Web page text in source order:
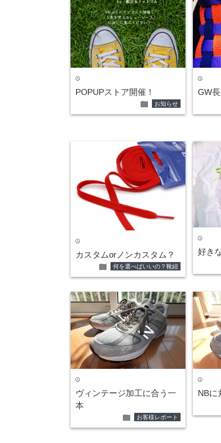
time
POPUPストア開催！
folder お知らせ
time
GW
time
カスタムorノンカスタム？
folder 何を選べばいいの？靴紐
time
好き
time
ヴィンテージ加工に合う一
本
folder お客様レポート
time
NBに